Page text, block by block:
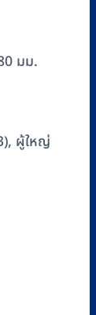
มม.
ผู้ใหญ่